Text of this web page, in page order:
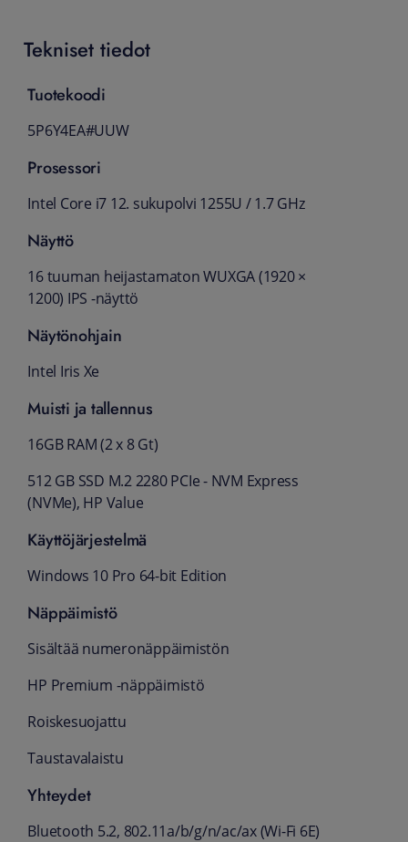
Tekniset tiedot
Tuotekoodi
5P6Y4EA#UUW
Prosessori
Intel Core i7 12. sukupolvi 1255U / 1.7 GHz
Näyttö
16 tuuman heijastamaton WUXGA (1920 ×
1200) IPS -näyttö
Näytönohjain
Intel Iris Xe
Muisti ja tallennus
16GB RAM (2 x 8 Gt)
512 GB SSD M.2 2280 PCIe - NVM Express
(NVMe), HP Value
Käyttöjärjestelmä
Windows 10 Pro 64-bit Edition
Näppäimistö
Sisältää numeronäppäimistön
HP Premium -näppäimistö
Roiskesuojattu
Taustavalaistu
Yhteydet
Bluetooth 5.2, 802.11a/b/g/n/ac/ax (Wi-Fi 6E)